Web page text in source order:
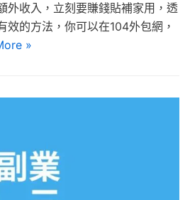
外收入，立刻要賺錢貼補家用，透
效的方法，你可以在104外包網，
»